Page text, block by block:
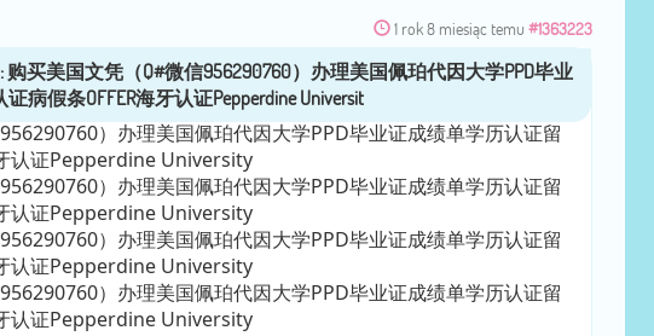
1 rok 8 miesiąc temu #1363223
）办理美国佩珀代因大学PPD毕业证成绩单学历认证留
认证Pepperdine University
）办理美国佩珀代因大学PPD毕业证成绩单学历认证留
认证Pepperdine University
）办理美国佩珀代因大学PPD毕业证成绩单学历认证留
认证Pepperdine University
）办理美国佩珀代因大学PPD毕业证成绩单学历认证留
认证Pepperdine University